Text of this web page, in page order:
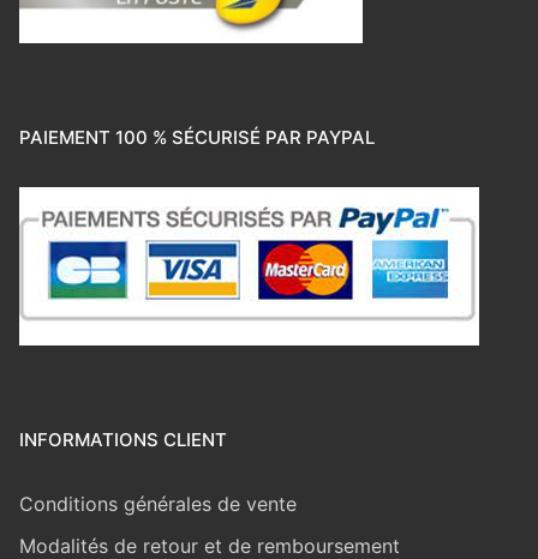
PAIEMENT 100 % SÉCURISÉ PAR PAYPAL
INFORMATIONS CLIENT
Conditions générales de vente
Modalités de retour et de remboursement